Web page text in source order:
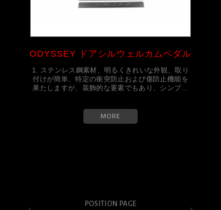
ODYSSEY ドアシルウェルカムペダル
1. ステンレス鋼素材、明るくきれいな外観、取り
付けが簡単、特定の衝突防止および傷防止機能を
果たしますが、装飾的な要素でもあり、シンプル
ですが...
MORE
POSITION PAGE